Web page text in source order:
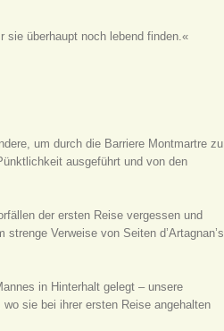
sie überhaupt noch lebend finden.«
um durch die Barriere Montmartre zu
ausgeführt und von den
der ersten Reise vergessen und
Verweise von Seiten d’Artagnan’s
in Hinterhalt gelegt – unsere
sie bei ihrer ersten Reise angehalten